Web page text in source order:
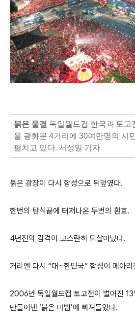
붉은 물결 독일월드컵 한국과 토고
울 광화문 4거리에 30여만명의 시
펼치고 있다. 서성일 기자
붉은 광장이 다시 함성으로 뒤덮였다.
한번의 탄식끝에 터져나온 두번의 환호.
4년전의 감격이 고스란히 되살아났다.
거리엔 다시 “대~한민국” 함성이 메아리
2006년 독일월드컵 토고전이 벌어진 13
만들어낸 ‘붉은 마법’에 빠져들었다.